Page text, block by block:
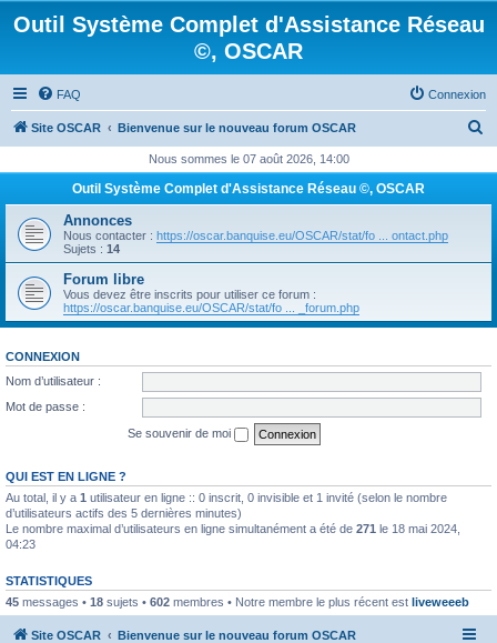
Outil Système Complet d'Assistance Réseau
©, OSCAR
FAQ Connexion
Site OSCAR Bienvenue sur le nouveau forum OSCAR
h
r
r
Nous sommes le 07 août 2026, 14:00
Outil Système Complet d'Assistance Réseau ©, OSCAR
Annonces
Nous contacter : https://oscar.banquise.eu/OSCAR/stat/fo ... ontact.php
Sujets : 14
Forum libre
Vous devez être inscrits pour utiliser ce forum :
https://oscar.banquise.eu/OSCAR/stat/fo ... _forum.php
CONNEXION
Nom d’utilisateur :
Mot de passe :
Se souvenir de moi
QUI EST EN LIGNE ?
Au total, il y a 1 utilisateur en ligne :: 0 inscrit, 0 invisible et 1 invité (selon le nombre
d’utilisateurs actifs des 5 dernières minutes)
Le nombre maximal d’utilisateurs en ligne simultanément a été de 271 le 18 mai 2024,
04:23
STATISTIQUES
45 messages • 18 sujets • 602 membres • Notre membre le plus récent est liveweeeb
Site OSCAR Bienvenue sur le nouveau forum OSCAR